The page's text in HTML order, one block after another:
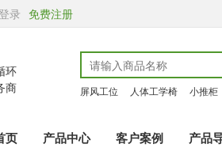
录 免费注册
环
商
屏风工位 人体工学椅 小推柜
页 产品中心 客户案例 产品